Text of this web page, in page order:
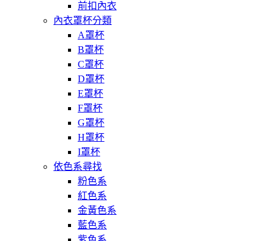
前扣內衣
內衣罩杯分類
A罩杯
B罩杯
C罩杯
D罩杯
E罩杯
F罩杯
G罩杯
H罩杯
I罩杯
依色系尋找
粉色系
紅色系
金黃色系
藍色系